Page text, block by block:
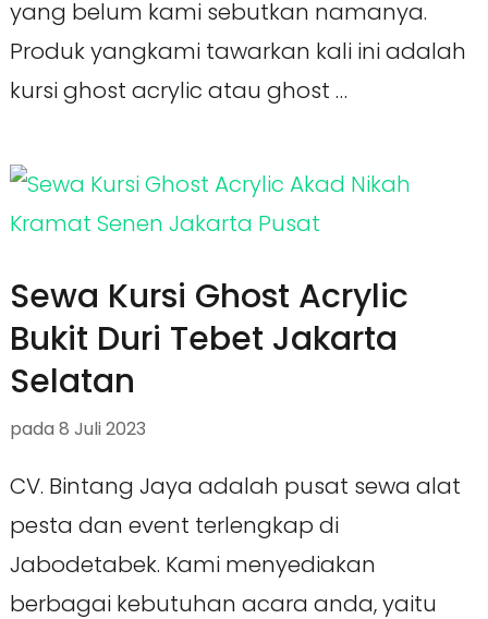
yang belum kami sebutkan namanya.
Produk yangkami tawarkan kali ini adalah
kursi ghost acrylic atau ghost …
Sewa Kursi Ghost Acrylic
Bukit Duri Tebet Jakarta
Selatan
pada 8 Juli 2023
CV. Bintang Jaya adalah pusat sewa alat
pesta dan event terlengkap di
Jabodetabek. Kami menyediakan
berbagai kebutuhan acara anda, yaitu